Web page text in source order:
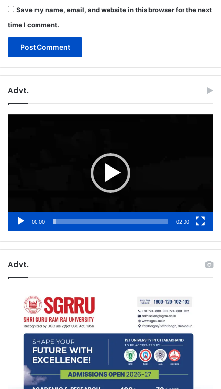
Save my name, email, and website in this browser for the next
time I comment.
Advt.
00:00 02:00
Advt.